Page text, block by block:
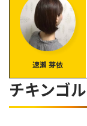
体験後にプ
チキンゴルフ京
良い口コミ
良い口コミ2.
悪い口コミ
速瀬 芽依
チキンゴ